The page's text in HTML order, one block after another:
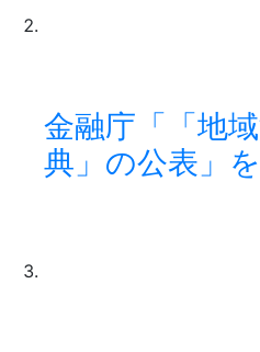
金融庁「「地
典」の公表」